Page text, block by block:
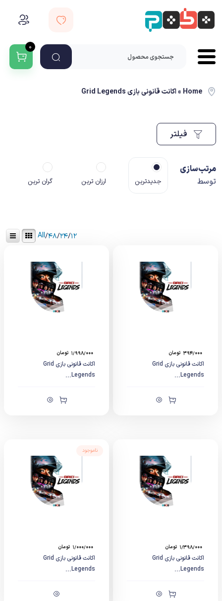
۰
Home
»اکانت قانونی بازی Grid Legends
فیلتر
مرتب‌سازی
توسط
جدیدترین ارزان ترین گران ترین
۱۲/۲۴/۴۸/
All
۳۹۴/۰۰۰ تومان
اکانت قانونی بازی Grid
Legends...
۱/۹۹۸/۰۰۰ تومان
اکانت قانونی بازی Grid
Legends...
۱/۳۹۸/۰۰۰ تومان
اکانت قانونی بازی Grid
Legends...
ناموجود
۱/۰۰۰/۰۰۰ تومان
اکانت قانونی بازی Grid
Legends...